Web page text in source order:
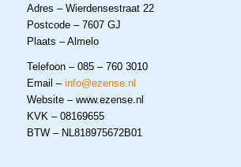
Adres – Wierdensestraat 22
Postcode – 7607 GJ
Plaats – Almelo
Telefoon – 085 – 760 3010
Email – info@ezense.nl
Website – www.ezense.nl
KVK – 08169655
BTW – NL818975672B01